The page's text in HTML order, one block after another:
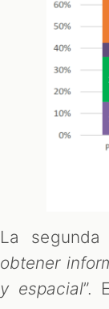
La
obtener
y espacial”.